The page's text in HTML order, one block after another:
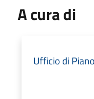
A cura di
Ufficio di Piano